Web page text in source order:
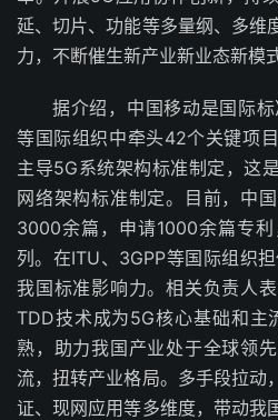
延、切片、功能等多量纲、多维
力，不断催生新产业新业态新模式
据介绍，中国移动是国际
等国际组织中牵头42个关键项
主导5G系统架构标准制定，这
网络架构标准制定。目前，中
3000余篇，申请1000余篇专
列。在ITU、3GPP等国际组织
我国标准影响力。相关负责人
TDD技术成为5G核心基础和主
熟，助力我国产业处于全球领
流，扭转产业格局。多手段拉动
证、现网应用等多维度，带动我